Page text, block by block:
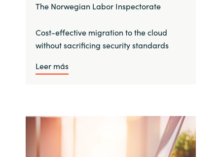
The Norwegian Labor Inspectorate
Cost-effective migration to the cloud
without sacrificing security standards
Leer más